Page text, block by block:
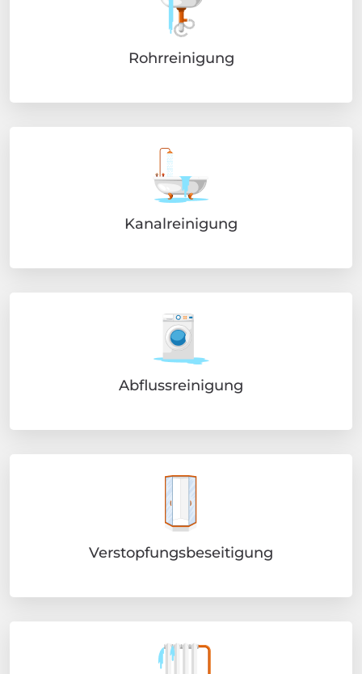
Rohrreinigung
Kanalreinigung
Abflussreinigung
Verstopfungsbeseitigung